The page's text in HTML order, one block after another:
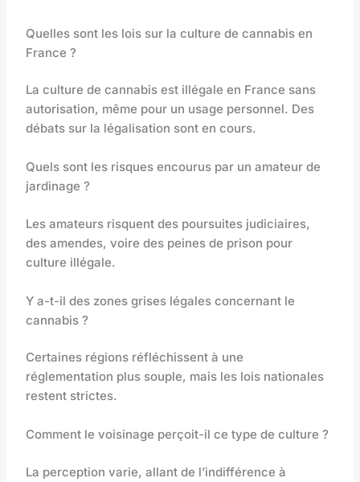
Quelles sont les lois sur la culture de cannabis en
France ?
La culture de cannabis est illégale en France sans
autorisation, même pour un usage personnel. Des
débats sur la légalisation sont en cours.
Quels sont les risques encourus par un amateur de
jardinage ?
Les amateurs risquent des poursuites judiciaires,
des amendes, voire des peines de prison pour
culture illégale.
Y a-t-il des zones grises légales concernant le
cannabis ?
Certaines régions réfléchissent à une
réglementation plus souple, mais les lois nationales
restent strictes.
Comment le voisinage perçoit-il ce type de culture ?
La perception varie, allant de l’indifférence à